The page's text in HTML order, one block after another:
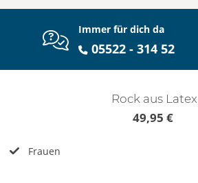
Immer für dich da
05522 - 314 52
Rock aus Latex
49,95 €
Frauen